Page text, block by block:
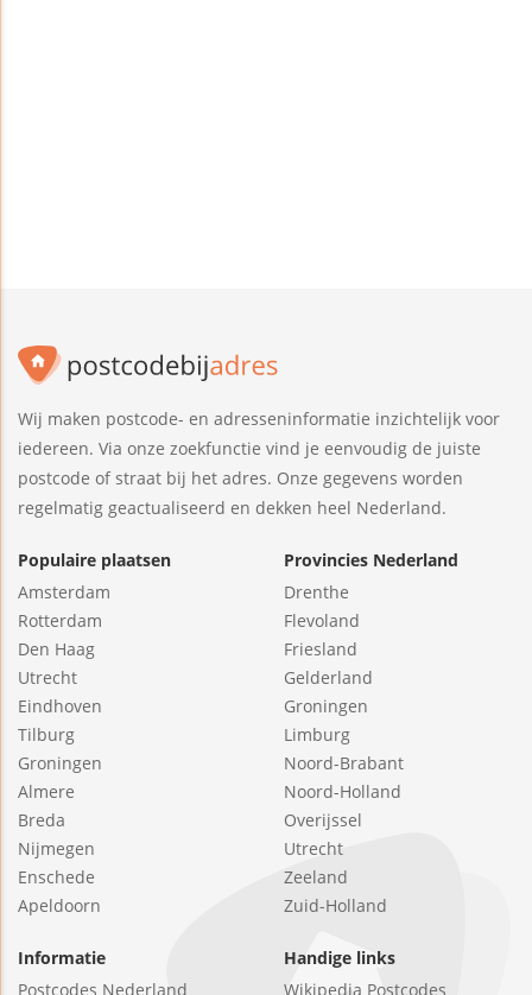
Wij maken postcode- en adresseninformatie inzichtelijk voor
iedereen. Via onze zoekfunctie vind je eenvoudig de juiste
postcode of straat bij het adres. Onze gegevens worden
regelmatig geactualiseerd en dekken heel Nederland.
Populaire plaatsen
Amsterdam
Rotterdam
Den Haag
Utrecht
Eindhoven
Tilburg
Groningen
Almere
Breda
Nijmegen
Enschede
Apeldoorn
Provincies Nederland
Drenthe
Flevoland
Friesland
Gelderland
Groningen
Limburg
Noord-Brabant
Noord-Holland
Overijssel
Utrecht
Zeeland
Zuid-Holland
Informatie
Postcodes Nederland
Handige links
Wikipedia Postcodes